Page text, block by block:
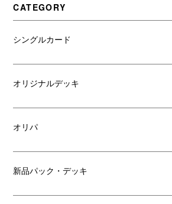
CATEGORY
シングルカード
オリジナルデッキ
オリパ
新品パック・デッキ